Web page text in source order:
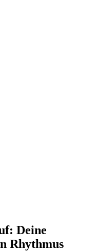
Deine
Rhythmus